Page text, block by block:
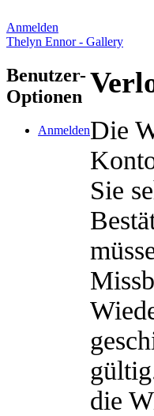
Anmelden
Thelyn Ennor - Gallery
Benutzer-
Optionen
AnmeldenDie
Sie
die